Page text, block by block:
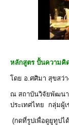
หลักสูตร ปั้นความคิ
โดย อ.ศศิมา สุขสว่า
ณ สถาบันวิจัยพัฒนา
ประเทศไทย กลุ่มผู้
(กดที่รูปเพื่อดูยูทูปไ